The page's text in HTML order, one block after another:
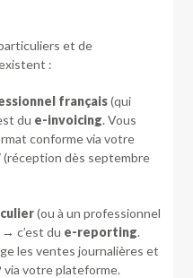
et de
:
français(qui
du e-invoicing. Vous
conforme via votre
dès septembre
(ou à un professionnel
c’est du e-reporting.
les ventes journalières et
via votre plateforme.